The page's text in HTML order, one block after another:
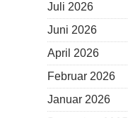
Juli 2026
Juni 2026
April 2026
Februar 2026
Januar 2026